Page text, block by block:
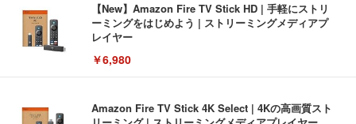
【New】Amazon Fire TV Stick HD | 手軽にストリ
ーミングをはじめよう | ストリーミングメディアプ
レイヤー
￥6,980
Amazon Fire TV Stick 4K Select | 4Kの高画質スト